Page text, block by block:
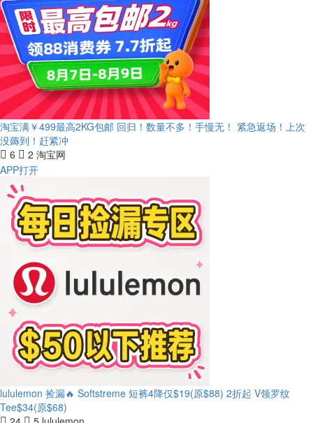
淘宝满￥499最高2KG包邮 回归！数量不多！手慢无！ 紧急返场！上次
没薅到！赶紧冲
6
2 淘宝网
APP打开
lululemon 捡漏🔥 Softstreme 短裤4降仅$19(原$88) 2折起 V领罗纹
Tee$34(原$68)